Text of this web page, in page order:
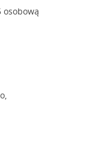
osobową